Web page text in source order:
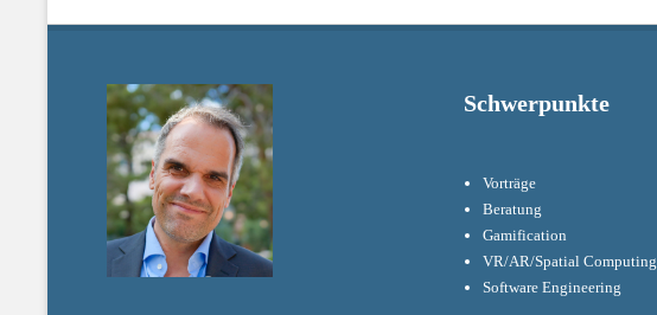
Schwerpunkte
Vorträge
Beratung
Gamification
VR/AR/Spatial Computing
Software Engineering